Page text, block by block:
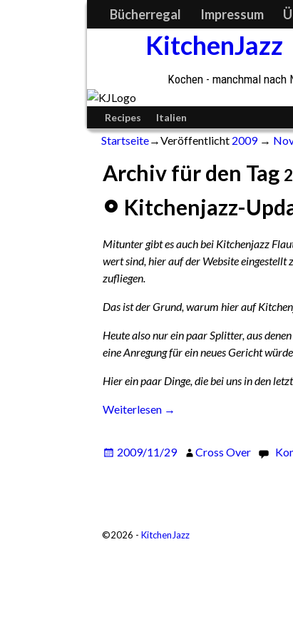
Bücherregal Impressum
KitchenJazz
Kochen - manchmal nach
Recipes Italien
Startseite→Veröffentlicht 2009→
Archiv für den Tag
Kitchenjazz-
Mitunter gibt es auch bei Kitchenjazz
wert sind, hier auf der Website eingestellt
zufliegen.
Das ist der Grund, warum hier auf
Heute also nur ein paar Splitter, aus
eine Anregung für ein neues Gericht
Hier ein paar Dinge, die bei uns in den
Weiterlesen →
2009/11/29 Cross Over
©2026 - KitchenJazz